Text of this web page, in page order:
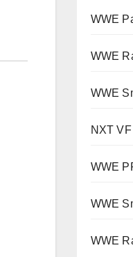
WWE
WWE
WWE
NXT VF
WWE
WWE
WWE